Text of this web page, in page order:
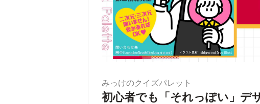
みっけのクイズパレット
初心者でも「それっぽい」デ